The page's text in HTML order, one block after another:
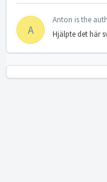
A
Anton is the
Hjälpte det här